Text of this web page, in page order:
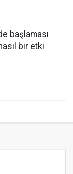
başlaması
bir etki